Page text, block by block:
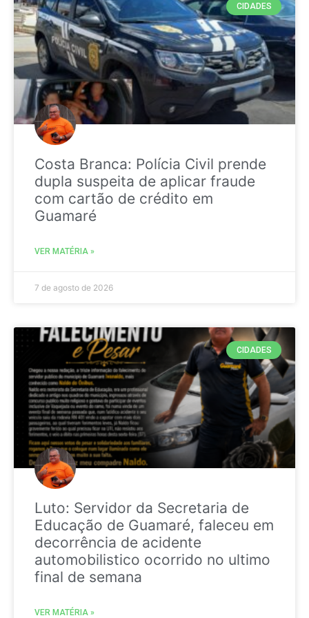
CIDADES
Costa Branca: Polícia Civil prende
dupla suspeita de aplicar fraude
com cartão de crédito em
Guamaré
VER MATÉRIA »
7 de agosto de 2026
CIDADES
Luto: Servidor da Secretaria de
Educação de Guamaré, faleceu em
decorrência de acidente
automobilistico ocorrido no ultimo
final de semana
VER MATÉRIA »